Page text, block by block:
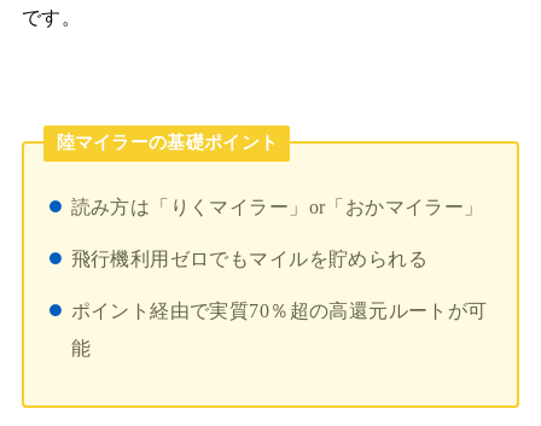
です。
陸マイラーの基礎ポイント
読み方は「りくマイラー」or「おかマイラー」
飛行機利用ゼロでもマイルを貯められる
ポイント経由で実質70％超の高還元ルートが可
能